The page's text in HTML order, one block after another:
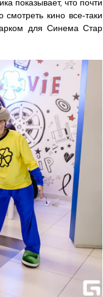
показывает, что почти
кино все-таки
для Синема Стар